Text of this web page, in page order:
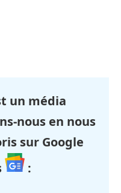
un média
nous en nous
sur Google
: